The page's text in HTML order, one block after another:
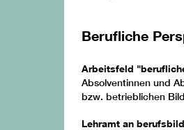
Berufliche
Arbeitsfeld
Absolventinnen und
bzw. betrieblichen
Lehramt an